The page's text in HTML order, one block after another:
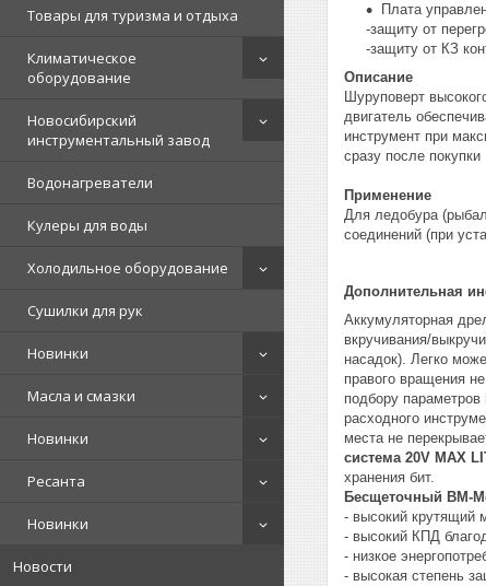
Товары для туризма и отдыха
Климатическое
оборудование
Новосибирский
инструментальный завод
Водонагреватели
Кулеры для воды
Холодильное оборудование
Сушилки для рук
Новинки
Масла и смазки
Новинки
Ресанта
Новинки
Новости
Плата
-защиту от
-защиту от КЗ
Описание
Шуруповерт
двигатель
инструмент при
сразу после покупки
Применение
Для ледобура
соединений (при
Дополнительная
Аккумуляторная
вкручивания/
насадок). Легко
правого вращения
подбору
расходного
места не
система 20V MAX
хранения бит.
Бесщеточный BM-
- высокий крутящий
- высокий КПД
- низкое
- высокая степень